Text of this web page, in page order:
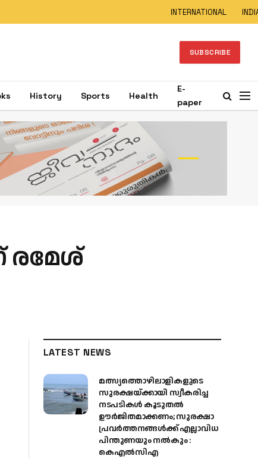
INTERNATIONAL
SUBSCRIBE
History Sports Health
E-
paper
രമേശ്
LATEST NEWS
മത്സ്യത്തൊഴിലാളികളുടെ
സുരക്ഷയ്ക്കായി സ്വീകരിച്ച
നടപടികൾ കൂടുതൽ
ഊർജിതമാക്കണം; സുരക്ഷാ
പ്രവർത്തനങ്ങൾക്ക് എല്ലാവിധ
പിന്തുണയും നൽകും :
കെഎൽസിഎ